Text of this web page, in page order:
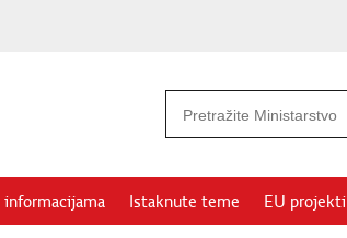
informacijama Istaknute teme EU projekti